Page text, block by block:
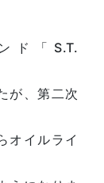
ド「S.T.
が、第二次
オイルライ